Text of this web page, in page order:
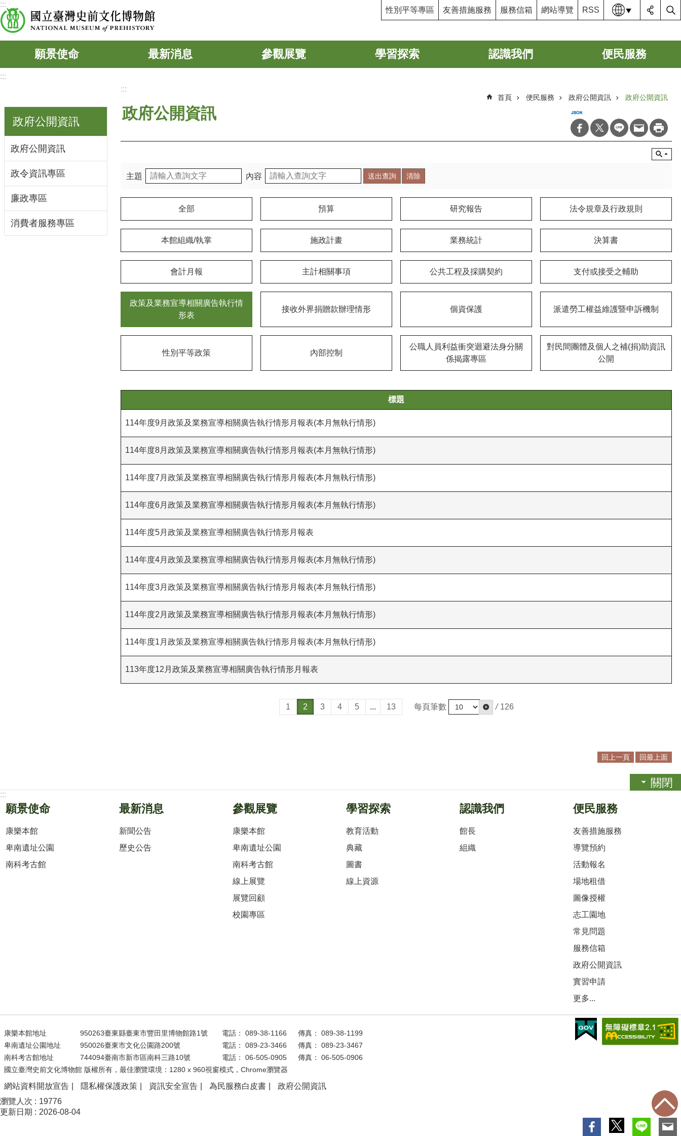
跳到主要內容區塊
:::
性別平等專區 友善措施服務 服務信箱 網站導覽 RSS 語系
願景使命 最新消息 參觀展覽 學習探索 認識我們 便民服務
:::
政府公開資訊
政府公開資訊
政令資訊專區
廉政專區
消費者服務專區
:::
首頁 便民服務 政府公開資訊 政府公開資訊
政府公開資訊
主題 內容
全部 預算 研究報告 法令規章及行政規則
本館組織/執掌 施政計畫 業務統計 決算書
會計月報 主計相關事項 公共工程及採購契約 支付或接受之輔助
政策及業務宣導相關廣告執行情
形表
接收外界捐贈款辦理情形 個資保護 派遣勞工權益維護暨申訴機制
性別平等政策 內部控制
公職人員利益衝突迴避法身分關
係揭露專區
對民間團體及個人之補(捐)助資訊
公開
標題
114年度9月政策及業務宣導相關廣告執行情形月報表(本月無執行情形)
114年度8月政策及業務宣導相關廣告執行情形月報表(本月無執行情形)
114年度7月政策及業務宣導相關廣告執行情形月報表(本月無執行情形)
114年度6月政策及業務宣導相關廣告執行情形月報表(本月無執行情形)
114年度5月政策及業務宣導相關廣告執行情形月報表
114年度4月政策及業務宣導相關廣告執行情形月報表(本月無執行情形)
114年度3月政策及業務宣導相關廣告執行情形月報表(本月無執行情形)
114年度2月政策及業務宣導相關廣告執行情形月報表(本月無執行情形)
114年度1月政策及業務宣導相關廣告執行情形月報表(本月無執行情形)
113年度12月政策及業務宣導相關廣告執行情形月報表
1 2 3 4 5 ... 13 每頁筆數 / 126
回上一頁 回最上面
關閉
:::
願景使命
康樂本館
卑南遺址公園
南科考古館
最新消息
新聞公告
歷史公告
參觀展覽
康樂本館
卑南遺址公園
南科考古館
線上展覽
展覽回顧
校園專區
學習探索
教育活動
典藏
圖書
線上資源
認識我們
館長
組織
便民服務
友善措施服務
導覽預約
活動報名
場地租借
圖像授權
志工園地
常見問題
服務信箱
政府公開資訊
實習申請
更多...
康樂本館地址 950263臺東縣臺東市豐田里博物館路1號 電話： 089-38-1166
傳真： 089-38-1199
卑南遺址公園地址
950026臺東市文化公園路200號 電話： 089-23-3466
傳真： 089-23-3467
南科考古館地址
744094臺南市新市區南科三路10號 電話： 06-505-0905
傳真： 06-505-0906
國立臺灣史前文化博物館 版權所有，最佳瀏覽環境：1280 x 960視窗模式，Chrome瀏覽器
網站資料開放宣告 隱私權保護政策 資訊安全宣告 為民服務白皮書
政府公開資訊
瀏覽人次
19776
更新日期
2026-08-04